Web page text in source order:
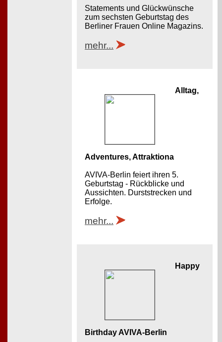
Statements und Glückwünsche
zum sechsten Geburtstag des
Berliner Frauen Online Magazins.
mehr...
Alltag,
Adventures, Attraktiona
AVIVA-Berlin feiert ihren 5.
Geburtstag - Rückblicke und
Aussichten. Durststrecken und
Erfolge.
mehr...
Happy
Birthday AVIVA-Berlin